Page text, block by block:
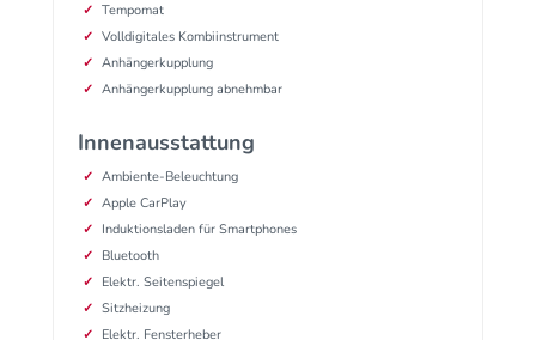
Tempomat
Volldigitales Kombiinstrument
Anhängerkupplung
Anhängerkupplung abnehmbar
Innenausstattung
Ambiente-Beleuchtung
Apple CarPlay
Induktionsladen für Smartphones
Bluetooth
Elektr. Seitenspiegel
Sitzheizung
Elektr. Fensterheber